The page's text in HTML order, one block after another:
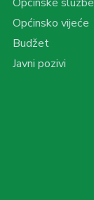
Općinsko vijeće
Budžet
Javni pozivi